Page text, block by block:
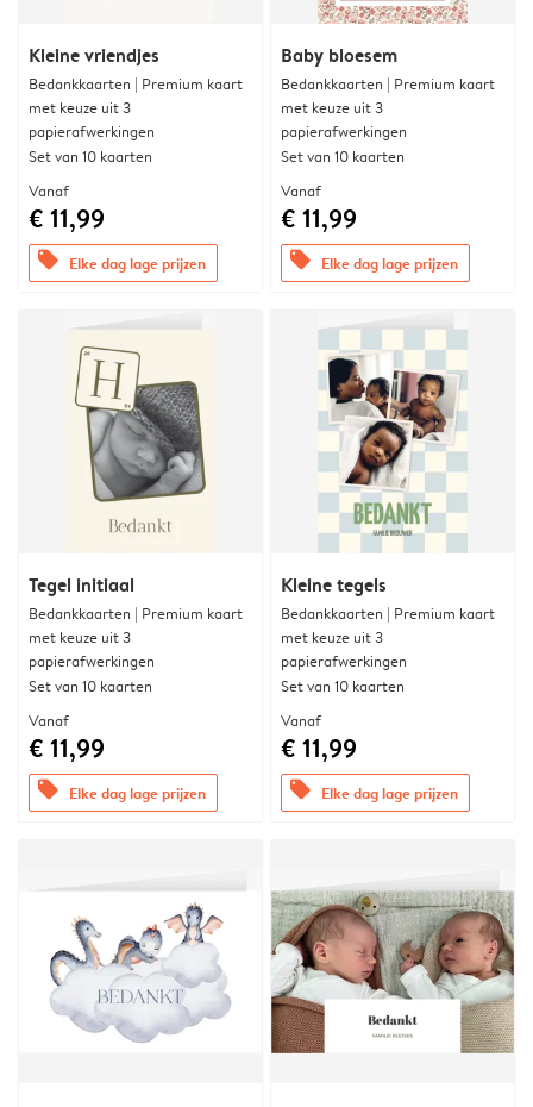
Kleine vriendjes
Bedankkaarten | Premium kaart
met keuze uit 3
papierafwerkingen
Set van 10 kaarten
Vanaf
€ 11,99
offers Elke dag lage prijzen
Baby bloesem
Bedankkaarten | Premium kaart
met keuze uit 3
papierafwerkingen
Set van 10 kaarten
Vanaf
€ 11,99
offers Elke dag lage prijzen
Tegel initiaal
Bedankkaarten | Premium kaart
met keuze uit 3
papierafwerkingen
Set van 10 kaarten
Vanaf
€ 11,99
offers Elke dag lage prijzen
Kleine tegels
Bedankkaarten | Premium kaart
met keuze uit 3
papierafwerkingen
Set van 10 kaarten
Vanaf
€ 11,99
offers Elke dag lage prijzen